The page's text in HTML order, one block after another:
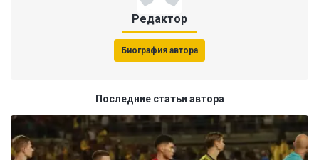
Редактор
Биография автора
Последние статьи автора